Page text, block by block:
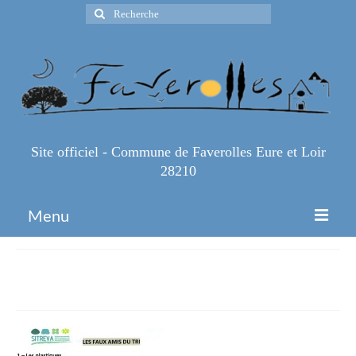
Rechercher
:
Site officiel - Commune de Faverolles Eure et Loir
28210
Menu
Infos Pratiques